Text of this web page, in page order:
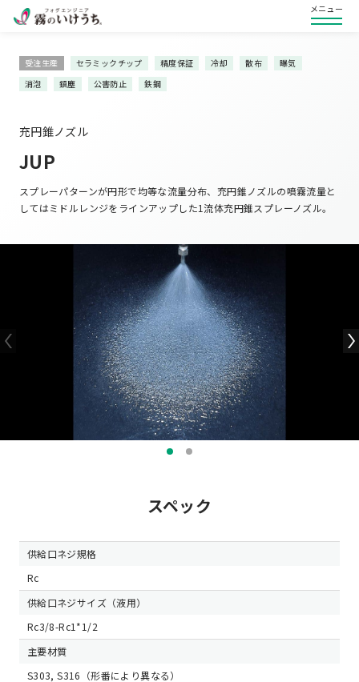
メニュー
受注生産 セラミックチップ 精度保証 冷却 散布
曝気
消泡
鎮塵 公害防止 鉄鋼
充円錐ノズル
JUP
スプレーパターンが円形で均等な流量分布、充円錐ノズルの噴霧流量と
してはミドルレンジをラインアップした1流体充円錐スプレーノズル。
スペック
供給口ネジ規格
Rc
供給口ネジサイズ（液用）
Rc3/8-Rc1*1/2
主要材質
S303, S316（形番により異なる）